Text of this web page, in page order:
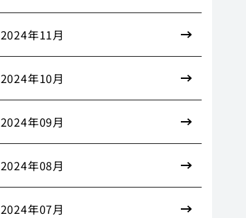
2024年11月
2024年10月
2024年09月
2024年08月
2024年07月